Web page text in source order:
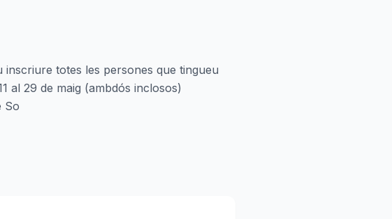
totes les persones que tingueu
al 29 de maig (ambdós inclosos)
So